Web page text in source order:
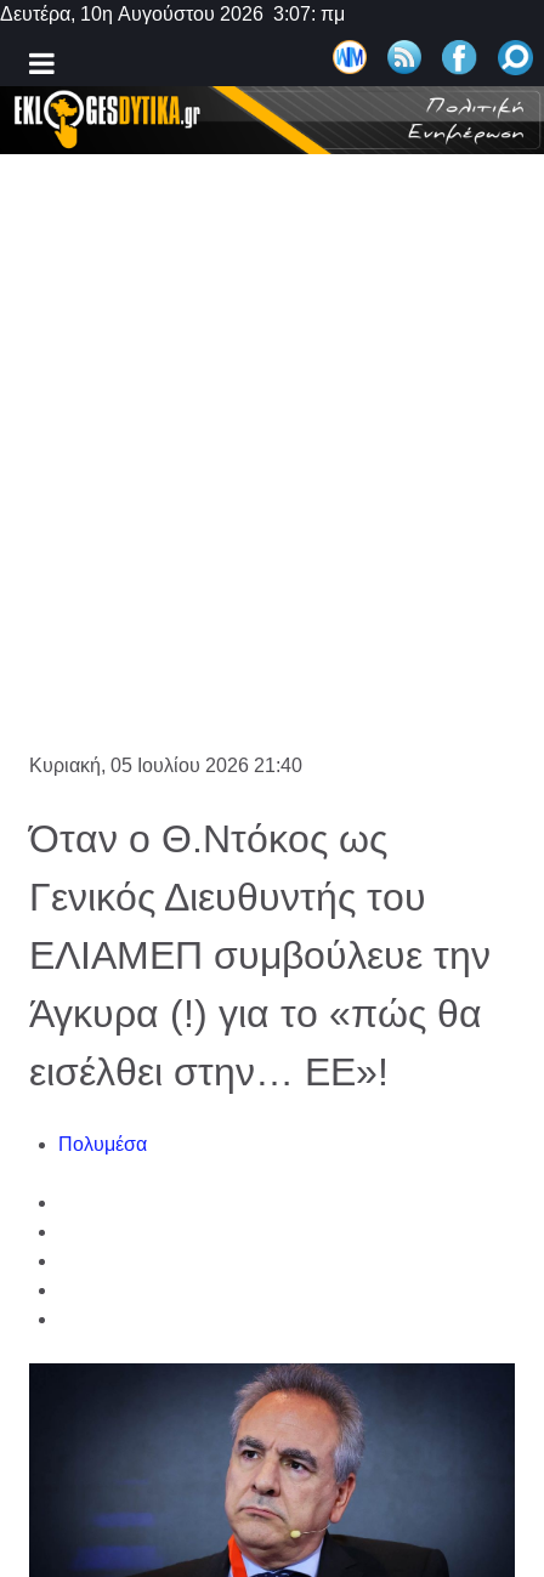
Δευτέρα, 10η Αυγούστου 2026 3:07: πμ
Κυριακή, 05 Ιουλίου 2026 21:40
Όταν ο Θ.Ντόκος ως
Γενικός Διευθυντής του
ΕΛΙΑΜΕΠ συμβούλευε την
Άγκυρα (!) για το «πώς θα
εισέλθει στην… ΕΕ»!
Πολυμέσα